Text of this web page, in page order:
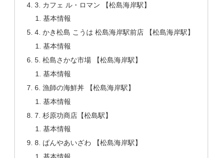
3. カフェ ル・ロマン 【松島海岸駅】
基本情報
4. かき松島 こうは 松島海岸駅前店 【松島海岸駅】
基本情報
5. 松島さかな市場 【松島海岸駅】
基本情報
6. 漁師の海鮮丼 【松島海岸駅】
基本情報
7. 杉原功商店【松島駅】
基本情報
8. ぱんやあいざわ 【松島海岸駅】